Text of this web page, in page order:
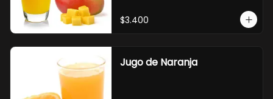
$3.400
Jugo de Naranja